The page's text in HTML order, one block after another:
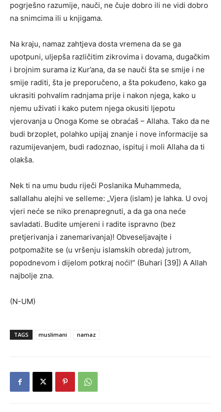
pogrješno razumije, nauči, ne čuje dobro ili ne vidi dobro
na snimcima ili u knjigama.
Na kraju, namaz zahtjeva dosta vremena da se ga
upotpuni, uljepša različitim zikrovima i dovama, dugačkim
i brojnim surama iz Kur’ana, da se nauči šta se smije i ne
smije raditi, šta je preporučeno, a šta pokuđeno, kako ga
ukrasiti pohvalim radnjama prije i nakon njega, kako u
njemu uživati i kako putem njega okusiti ljepotu
vjerovanja u Onoga Kome se obraćaš – Allaha. Tako da ne
budi brzoplet, polahko upijaj znanje i nove informacije sa
razumijevanjem, budi radoznao, ispituj i moli Allaha da ti
olakša.
Nek ti na umu budu riječi Poslanika Muhammeda,
sallallahu alejhi ve selleme: „Vjera (islam) je lahka. U ovoj
vjeri neće se niko prenapregnuti, a da ga ona neće
savladati. Budite umjereni i radite ispravno (bez
pretjerivanja i zanemarivanja)! Obveseljavajte i
potpomažite se (u vršenju islamskih obreda) jutrom,
popodnevom i dijelom potkraj noći!“ (Buhari [39]) A Allah
najbolje zna.
(N-UM)
TAGS muslimani namaz